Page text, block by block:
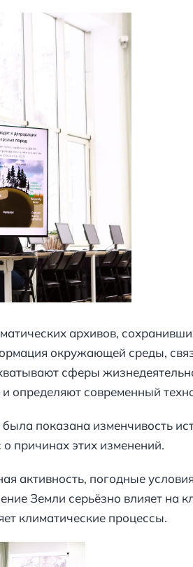
архивов,
окружающей среды,
сферы
определяют современный
показана изменчивость
причинах этих изменений.
активность, погодные
Земли серьёзно влияет на
климатические процессы.